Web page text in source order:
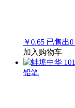
￥0.65 已售出0
加入购物车